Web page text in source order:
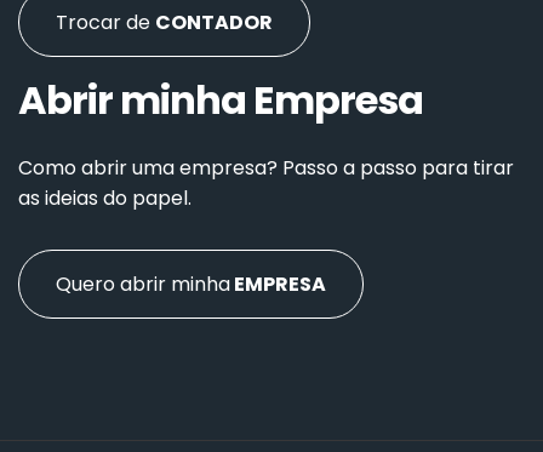
Trocar de CONTADOR
Abrir minha Empresa
Como abrir uma empresa? Passo a passo para tirar
as ideias do papel.
Quero abrir minhaEMPRESA